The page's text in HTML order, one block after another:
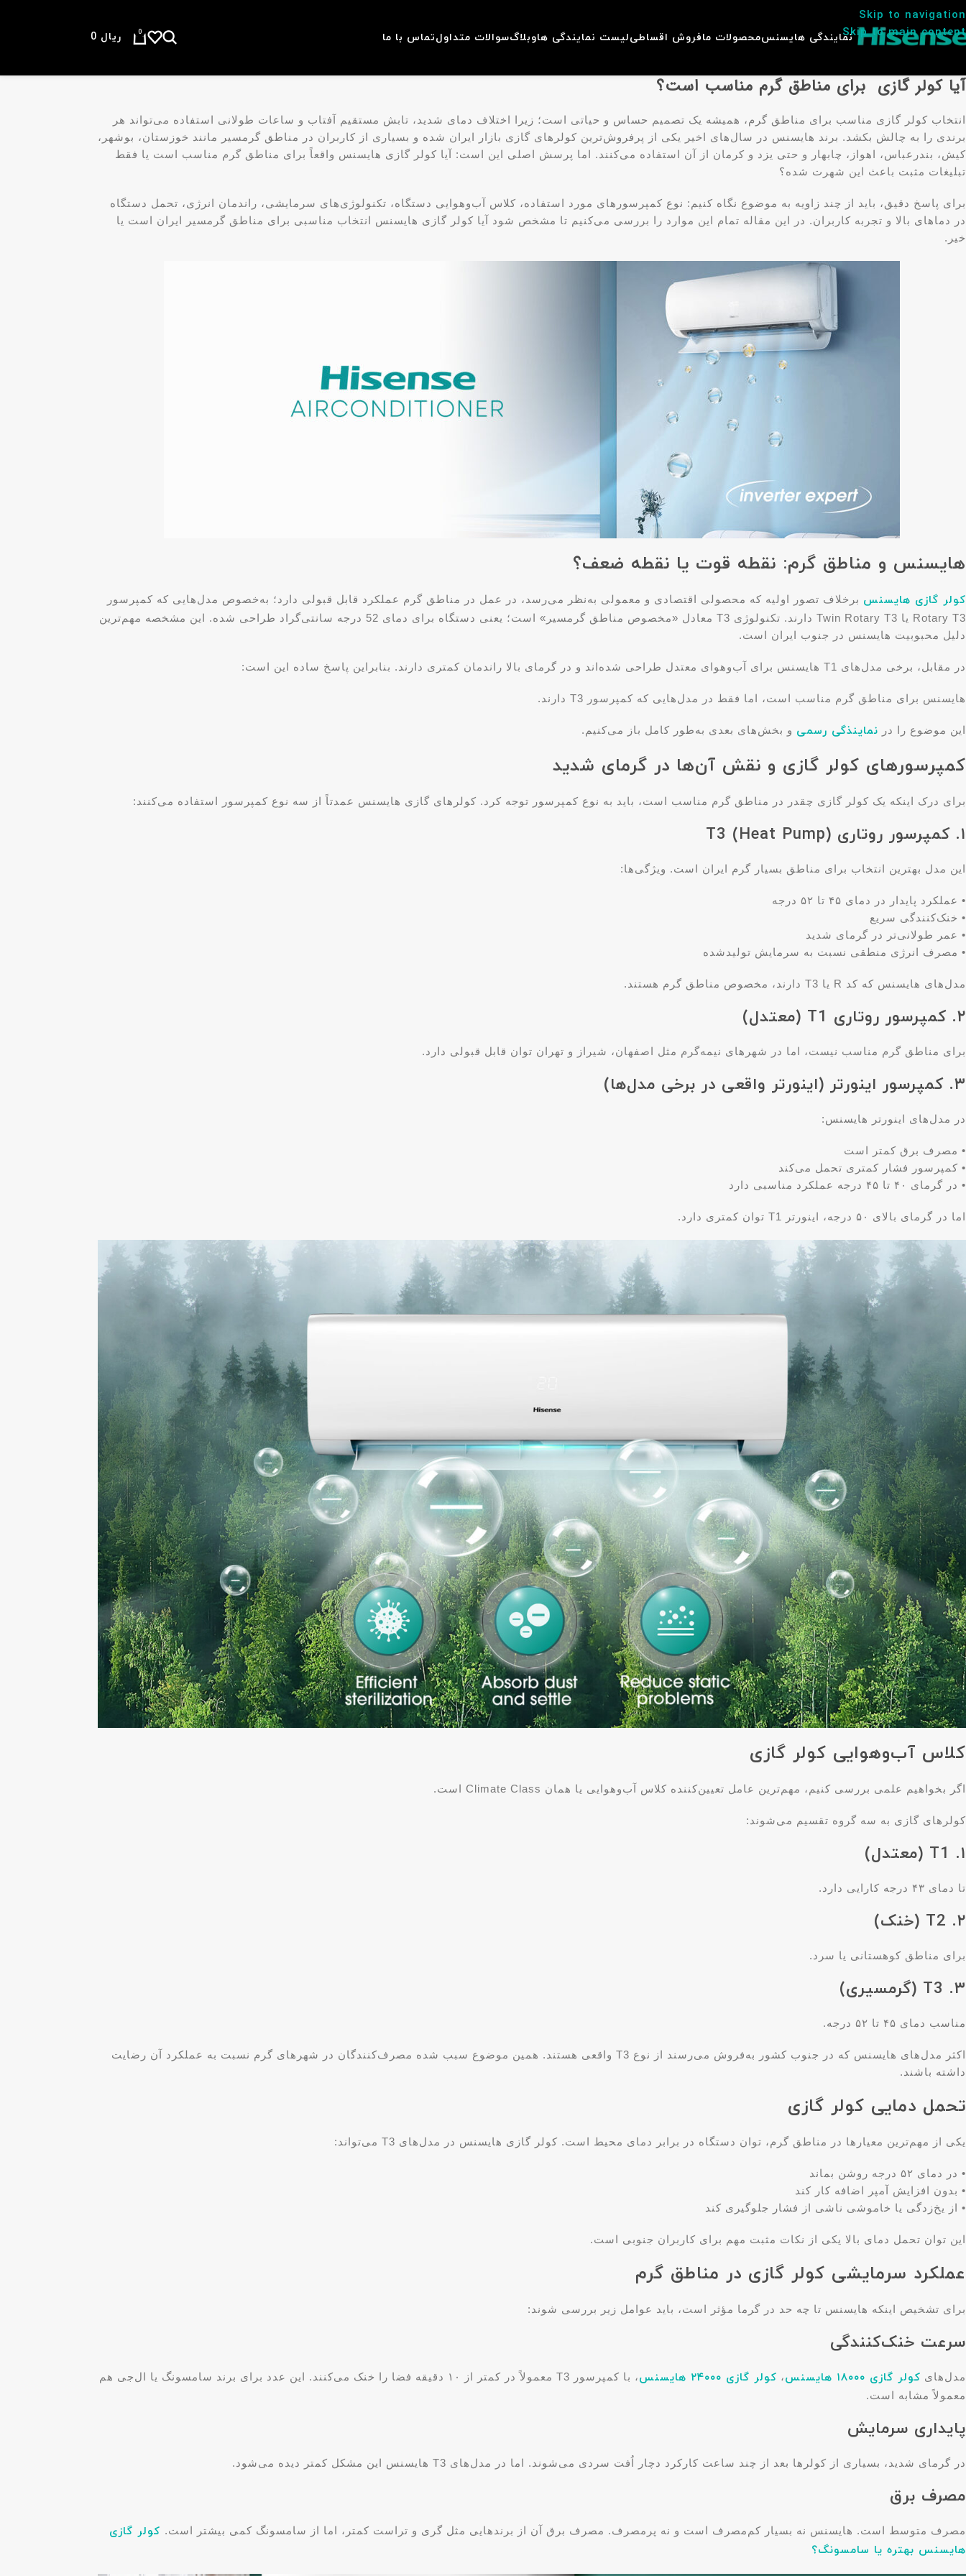
Skip to navigation
Skip to main contentنمایندگی هایسنسمحصولات مافروش اقساطیلیست نمایندگی هاوبلاگسوالات متداولتماس با ما 0 ریال
آیا کولر گازی برای مناطق گرم مناسب است؟
انتخاب کولر گازی مناسب برای مناطق گرم، همیشه یک تصمیم حساس و حیاتی است؛ زیرا اختلاف دمای شدید، تابش مستقیم آفتاب و ساعات طولانی استفاده می‌تواند هر
برندی را به چالش بکشد. برند هایسنس در سال‌های اخیر یکی از پرفروش‌ترین کولرهای گازی بازار ایران شده و بسیاری از کاربران در مناطق گرمسیر مانند خوزستان، بوشهر،
کیش، بندرعباس، اهواز، چابهار و حتی یزد و کرمان از آن استفاده می‌کنند. اما پرسش اصلی این است: آیا کولر گازی هایسنس واقعاً برای مناطق گرم مناسب است یا فقط
تبلیغات مثبت باعث این شهرت شده؟
برای پاسخ دقیق، باید از چند زاویه به موضوع نگاه کنیم: نوع کمپرسورهای مورد استفاده، کلاس آب‌وهوایی دستگاه، تکنولوژی‌های سرمایشی، راندمان انرژی، تحمل دستگاه
در دماهای بالا و تجربه کاربران. در این مقاله تمام این موارد را بررسی می‌کنیم تا مشخص شود آیا کولر گازی هایسنس انتخاب مناسبی برای مناطق گرمسیر ایران است یا
خیر.
هایسنس و مناطق گرم: نقطه قوت یا نقطه ضعف؟
کولر گازی هایسنس برخلاف تصور اولیه که محصولی اقتصادی و معمولی به‌نظر می‌رسد، در عمل در مناطق گرم عملکرد قابل قبولی دارد؛ به‌خصوص مدل‌هایی که کمپرسور
Rotary T3 یا Twin Rotary T3 دارند. تکنولوژی T3 معادل «مخصوص مناطق گرمسیر» است؛ یعنی دستگاه برای دمای 52 درجه سانتی‌گراد طراحی شده. این مشخصه مهم‌ترین
دلیل محبوبیت هایسنس در جنوب ایران است.
در مقابل، برخی مدل‌های T1 هایسنس برای آب‌وهوای معتدل طراحی شده‌اند و در گرمای بالا راندمان کمتری دارند. بنابراین پاسخ ساده این است:
هایسنس برای مناطق گرم مناسب است، اما فقط در مدل‌هایی که کمپرسور T3 دارند.
این موضوع را در نماینذگی رسمی و بخش‌های بعدی به‌طور کامل باز می‌کنیم.
کمپرسورهای کولر گازی و نقش آن‌ها در گرمای شدید
برای درک اینکه یک کولر گازی چقدر در مناطق گرم مناسب است، باید به نوع کمپرسور توجه کرد. کولرهای گازی هایسنس عمدتاً از سه نوع کمپرسور استفاده می‌کنند:
۱. کمپرسور روتاری T3 (Heat Pump)
این مدل بهترین انتخاب برای مناطق بسیار گرم ایران است. ویژگی‌ها:
• عملکرد پایدار در دمای ۴۵ تا ۵۲ درجه
• خنک‌کنندگی سریع
• عمر طولانی‌تر در گرمای شدید
• مصرف انرژی منطقی نسبت به سرمایش تولیدشده
مدل‌های هایسنس که کد R یا T3 دارند، مخصوص مناطق گرم هستند.
۲. کمپرسور روتاری T1 (معتدل)
برای مناطق گرم مناسب نیست، اما در شهرهای نیمه‌گرم مثل اصفهان، شیراز و تهران توان قابل قبولی دارد.
۳. کمپرسور اینورتر (اینورتر واقعی در برخی مدل‌ها)
در مدل‌های اینورتر هایسنس:
• مصرف برق کمتر است
• کمپرسور فشار کمتری تحمل می‌کند
• در گرمای ۴۰ تا ۴۵ درجه عملکرد مناسبی دارد
اما در گرمای بالای ۵۰ درجه، اینورتر T1 توان کمتری دارد.
کلاس آب‌وهوایی کولر گازی
اگر بخواهیم علمی بررسی کنیم، مهم‌ترین عامل تعیین‌کننده کلاس آب‌وهوایی یا همان Climate Class است.
کولرهای گازی به سه گروه تقسیم می‌شوند:
۱. T1 (معتدل)
تا دمای ۴۳ درجه کارایی دارد.
۲. T2 (خنک)
برای مناطق کوهستانی یا سرد.
۳. T3 (گرمسیری)
مناسب دمای ۴۵ تا ۵۲ درجه.
اکثر مدل‌های هایسنس که در جنوب کشور به‌فروش می‌رسند از نوع T3 واقعی هستند. همین موضوع سبب شده مصرف‌کنندگان در شهرهای گرم نسبت به عملکرد آن رضایت
داشته باشند.
تحمل دمایی کولر گازی
یکی از مهم‌ترین معیارها در مناطق گرم، توان دستگاه در برابر دمای محیط است. کولر گازی هایسنس در مدل‌های T3 می‌تواند:
• در دمای ۵۲ درجه روشن بماند
• بدون افزایش آمپر اضافه کار کند
• از یخ‌زدگی یا خاموشی ناشی از فشار جلوگیری کند
این توان تحمل دمای بالا یکی از نکات مثبت مهم برای کاربران جنوبی است.
عملکرد سرمایشی کولر گازی در مناطق گرم
برای تشخیص اینکه هایسنس تا چه حد در گرما مؤثر است، باید عوامل زیر بررسی شوند:
سرعت خنک‌کنندگی
مدل‌های کولر گازی ۱۸۰۰۰ هایسنس ، کولر گازی ۲۴۰۰۰ هایسنس
، با کمپرسور T3 معمولاً در کمتر از ۱۰ دقیقه فضا را خنک می‌کنند. این عدد برای برند سامسونگ یا ال‌جی هم
معمولاً مشابه است.
پایداری سرمایش
در گرمای شدید، بسیاری از کولرها بعد از چند ساعت کارکرد دچار اُفت سردی می‌شوند. اما در مدل‌های T3 هایسنس این مشکل کمتر دیده می‌شود.
مصرف برق
مصرف متوسط است. هایسنس نه بسیار کم‌مصرف است و نه پرمصرف. مصرف برق آن از برندهایی مثل گری و تراست کمتر، اما از سامسونگ کمی بیشتر است. کولر گازی
هایسنس بهتره یا سامسونگ؟